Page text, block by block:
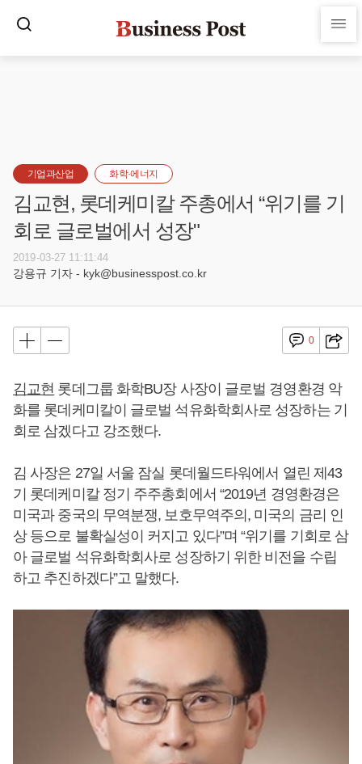
기업과산업 화학·에너지
김교현, 롯데케미칼 주총에서 “위기를 기
회로 글로벌에서 성장"
2019-03-27 11:11:44
강용규 기자 - kyk@businesspost.co.kr
0
김교현 롯데그룹 화학BU장 사장이 글로벌 경영환경 악
화를 롯데케미칼이 글로벌 석유화학회사로 성장하는 기
회로 삼겠다고 강조했다.
김 사장은 27일 서울 잠실 롯데월드타워에서 열린 제43
기 롯데케미칼 정기 주주총회에서 “2019년 경영환경은
미국과 중국의 무역분쟁, 보호무역주의, 미국의 금리 인
상 등으로 불확실성이 커지고 있다”며 “위기를 기회로 삼
아 글로벌 석유화학회사로 성장하기 위한 비전을 수립
하고 추진하겠다”고 말했다.